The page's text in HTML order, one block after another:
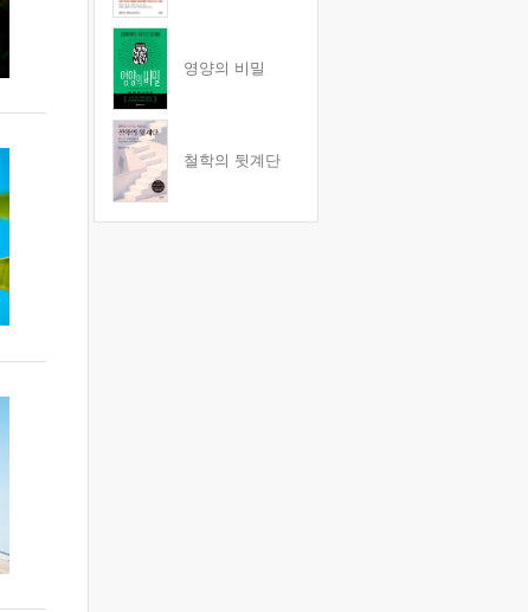
영양의 비밀
철학의 뒷계단